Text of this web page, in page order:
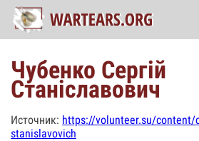
Чубенко Сергій
Станіславович
Источник: https://volunteer.su/content/
stanislavovich